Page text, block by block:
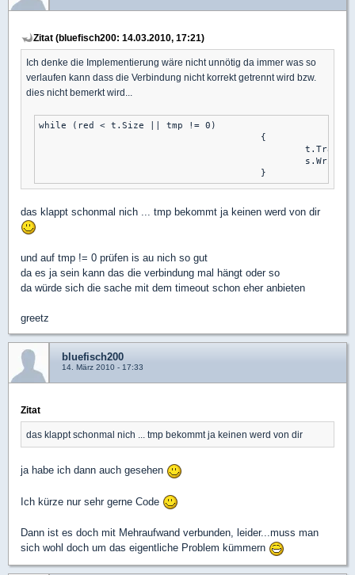
Zitat (bluefisch200: 14.03.2010, 17:21)
Ich denke die Implementierung wäre nicht unnötig da immer was so
verlaufen kann dass die Verbindung nicht korrekt getrennt wird bzw.
dies nicht bemerkt wird...
while (red < t.Size || tmp != 0)
das klappt schonmal nich ... tmp bekommt ja keinen werd von dir
und auf tmp != 0 prüfen is au nich so gut
da es ja sein kann das die verbindung mal hängt oder so
da würde sich die sache mit dem timeout schon eher anbieten
greetz
bluefisch200
14. März 2010 - 17:33
Zitat
das klappt schonmal nich ... tmp bekommt ja keinen werd von dir
ja habe ich dann auch gesehen
Ich kürze nur sehr gerne Code
Dann ist es doch mit Mehraufwand verbunden, leider...muss man
sich wohl doch um das eigentliche Problem kümmern